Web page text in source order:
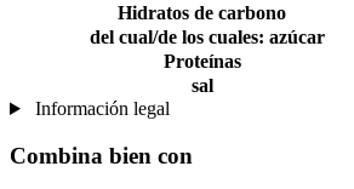
Hidratos de carbono
del cual/de los cuales: azúcar
Proteínas
sal
Información legal
Combina bien con